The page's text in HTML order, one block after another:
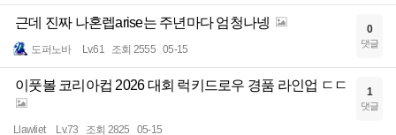
근데 진짜 나혼렙arise는 주년마다 엄청나넹
도퍼노바 Lv.61 조회 2555 05-15
0
댓글
이풋볼 코리아컵 2026 대회 럭키드로우 경품 라인업 ㄷㄷ
Llawliet Lv.73 조회 2825 05-15
1
댓글